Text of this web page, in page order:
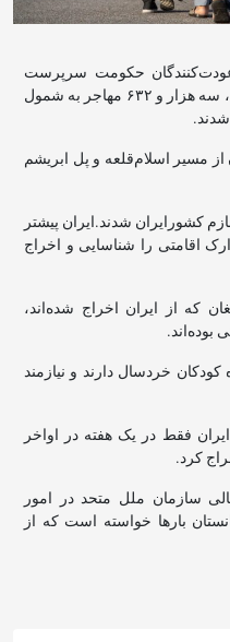
حکومت سرپرست
می‌گوید، فقط در تاریخ ۱۰ و ۱۱ عقرب، سه هزار و ۶۳۲ مهاجر به شمول
شدند.
از مسیر اسلام‌قلعه و پل ابریشم
کشورایران شدند.ایران پیشتر
اقامتی را شناسایی و اخراج
که از ایران اخراج شده‌اند،
بوده‌اند.
خردسال دارند و نیازمند
فقط در یک هفته در اواخر
سازمان ملل متحد در امور
بارها خواسته است که از